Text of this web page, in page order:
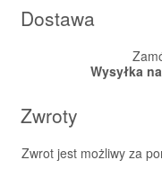
Dostawa
Wysyłka
Zwroty
Zwrot jest możliwy za